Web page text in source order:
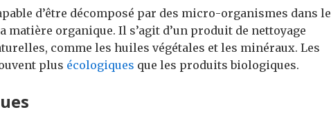
d’être décomposé par des micro-organismes dans le
matière organique. Il s’agit d’un produit de nettoyage
comme les huiles végétales et les minéraux. Les
plus écologiques que les produits biologiques.